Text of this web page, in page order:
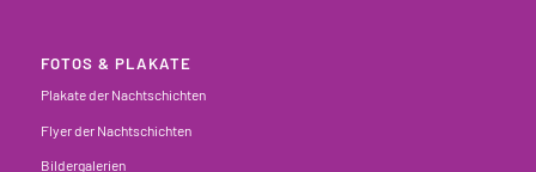
FOTOS & PLAKATE
Plakate der Nachtschichten
Flyer der Nachtschichten
Bildergalerien